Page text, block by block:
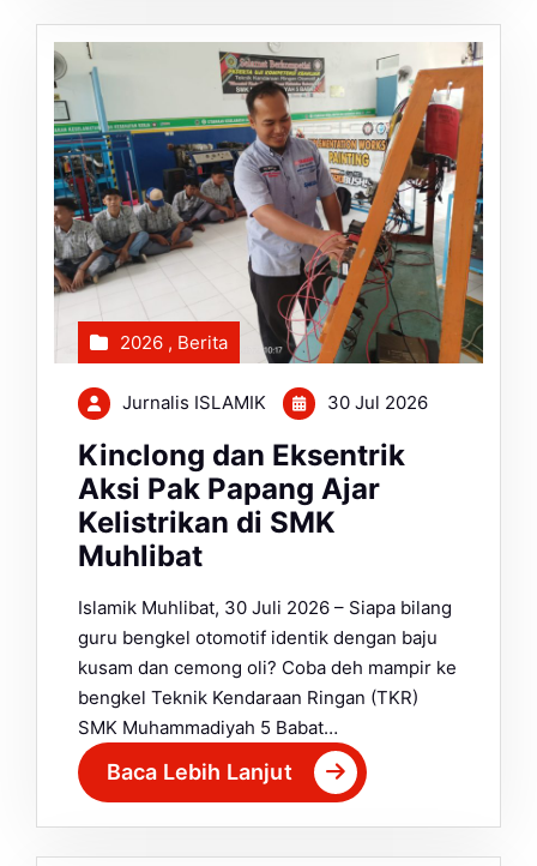
2026 , Berita
Jurnalis ISLAMIK 30 Jul 2026
Kinclong dan Eksentrik
Aksi Pak Papang Ajar
Kelistrikan di SMK
Muhlibat
Islamik Muhlibat, 30 Juli 2026 – Siapa bilang
guru bengkel otomotif identik dengan baju
kusam dan cemong oli? Coba deh mampir ke
bengkel Teknik Kendaraan Ringan (TKR)
SMK Muhammadiyah 5 Babat…
Baca Lebih Lanjut